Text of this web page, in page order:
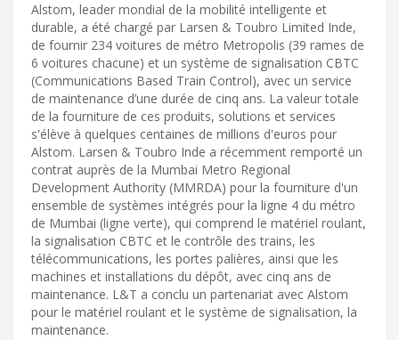
Alstom, leader mondial de la mobilité intelligente et
durable, a été chargé par Larsen & Toubro Limited Inde,
de fournir 234 voitures de métro Metropolis (39 rames de
6 voitures chacune) et un système de signalisation CBTC
(Communications Based Train Control), avec un service
de maintenance d’une durée de cinq ans. La valeur totale
de la fourniture de ces produits, solutions et services
s'élève à quelques centaines de millions d'euros pour
Alstom. Larsen & Toubro Inde a récemment remporté un
contrat auprès de la Mumbai Metro Regional
Development Authority (MMRDA) pour la fourniture d'un
ensemble de systèmes intégrés pour la ligne 4 du métro
de Mumbai (ligne verte), qui comprend le matériel roulant,
la signalisation CBTC et le contrôle des trains, les
télécommunications, les portes palières, ainsi que les
machines et installations du dépôt, avec cinq ans de
maintenance. L&T a conclu un partenariat avec Alstom
pour le matériel roulant et le système de signalisation, la
maintenance.